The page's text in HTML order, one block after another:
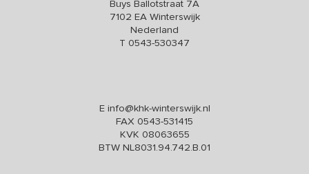
Buys Ballotstraat 7A
7102 EA Winterswijk
Nederland
T 0543-530347
E info@khk-winterswijk.nl
FAX 0543-531415
KVK 08063655
BTW NL8031.94.742.B.01